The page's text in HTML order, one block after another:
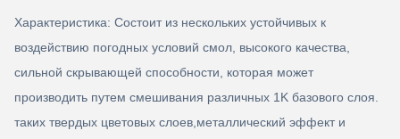
Характеристика: Состоит из нескольких устойчивых к
воздействию погодных условий смол, высокого качества,
сильной скрывающей способности, которая может
производить путем смешивания различных 1K базового слоя.
таких твердых цветовых слоев,металлический эффект и